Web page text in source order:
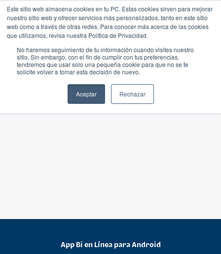
Este sitio web almacena cookies en tu PC. Estas cookies sirven para mejorar
nuestro sitio web y ofrecer servicios más personalizados, tanto en este sitio
web como a través de otras redes. Para conocer más acerca de las cookies
que utilizamos, revisa nuestra Política de Privacidad.
No haremos seguimiento de tu información cuando visites nuestro
sitio. Sin embargo, con el fin de cumplir con tus preferencias,
tendremos que usar solo una pequeña cookie para que no se te
solicite volver a tomar esta decisión de nuevo.
Aceptar Rechazar
App Bi en Línea para Android